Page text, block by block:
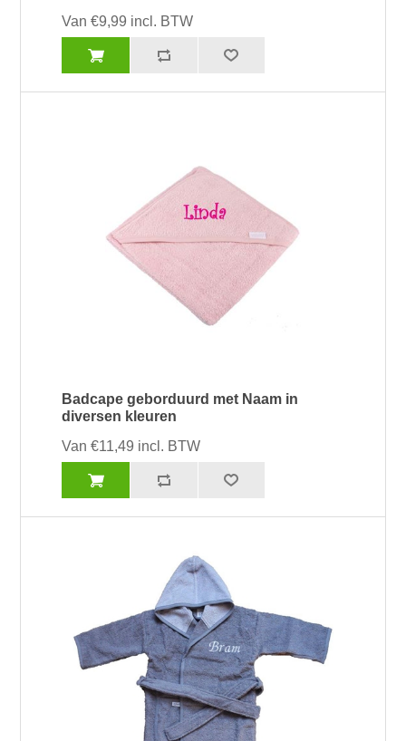
Van €9,99 incl. BTW
Badcape geborduurd met Naam in
diversen kleuren
Van €11,49 incl. BTW